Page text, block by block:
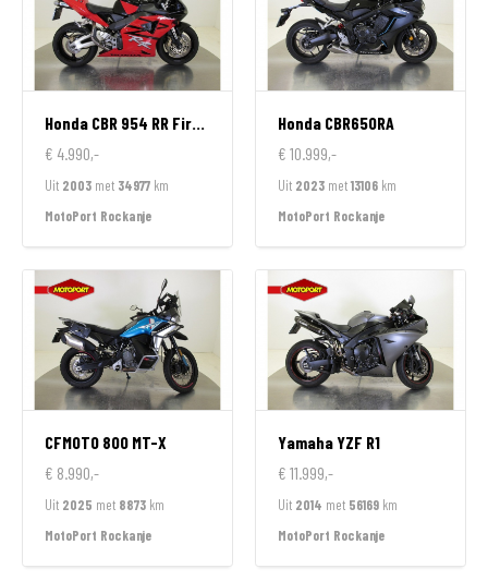
Honda CBR 954 RR FireBlade
€ 4.990,-
Uit 2003 met 34977 km
MotoPort Rockanje
Honda CBR650RA
€ 10.999,-
Uit 2023 met13106 km
MotoPort Rockanje
CFMOTO 800 MT-X
€ 8.990,-
Uit 2025 met 8873 km
MotoPort Rockanje
YamahaYZF R1
€ 11.999,-
Uit 2014 met 56169 km
MotoPort Rockanje